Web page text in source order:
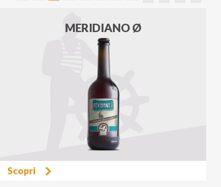
MERIDIANO Ø
Scopri